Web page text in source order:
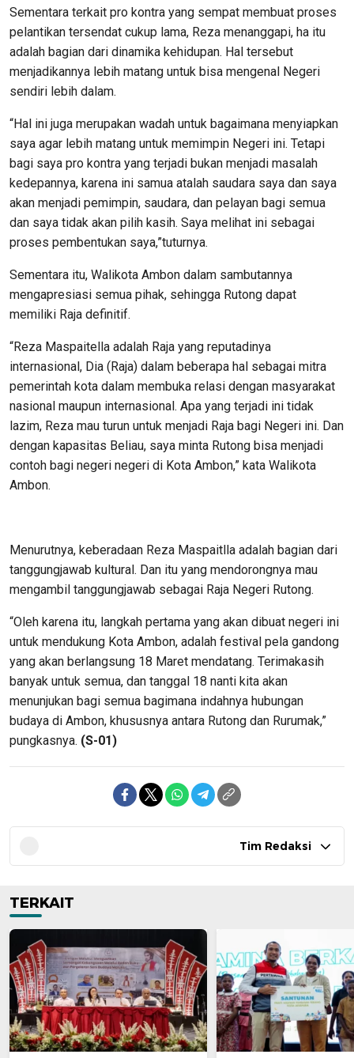
Sementara terkait pro kontra yang sempat membuat proses
pelantikan tersendat cukup lama, Reza menanggapi, ha itu
adalah bagian dari dinamika kehidupan. Hal tersebut
menjadikannya lebih matang untuk bisa mengenal Negeri
sendiri lebih dalam.
“Hal ini juga merupakan wadah untuk bagaimana menyiapkan
saya agar lebih matang untuk memimpin Negeri ini. Tetapi
bagi saya pro kontra yang terjadi bukan menjadi masalah
kedepannya, karena ini samua atalah saudara saya dan saya
akan menjadi pemimpin, saudara, dan pelayan bagi semua
dan saya tidak akan pilih kasih. Saya melihat ini sebagai
proses pembentukan saya,”tuturnya.
Sementara itu, Walikota Ambon dalam sambutannya
mengapresiasi semua pihak, sehingga Rutong dapat
memiliki Raja definitif.
“Reza Maspaitella adalah Raja yang reputadinya
internasional, Dia (Raja) dalam beberapa hal sebagai mitra
pemerintah kota dalam membuka relasi dengan masyarakat
nasional maupun internasional. Apa yang terjadi ini tidak
lazim, Reza mau turun untuk menjadi Raja bagi Negeri ini. Dan
dengan kapasitas Beliau, saya minta Rutong bisa menjadi
contoh bagi negeri negeri di Kota Ambon,” kata Walikota
Ambon.
Menurutnya, keberadaan Reza Maspaitlla adalah bagian dari
tanggungjawab kultural. Dan itu yang mendorongnya mau
mengambil tanggungjawab sebagai Raja Negeri Rutong.
“Oleh karena itu, langkah pertama yang akan dibuat negeri ini
untuk mendukung Kota Ambon, adalah festival pela gandong
yang akan berlangsung 18 Maret mendatang. Terimakasih
banyak untuk semua, dan tanggal 18 nanti kita akan
menunjukan bagi semua bagimana indahnya hubungan
budaya di Ambon, khususnya antara Rutong dan Rurumak,”
pungkasnya. (S-01)
Tim Redaksi
TERKAIT